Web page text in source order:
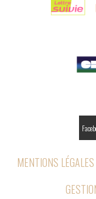
MENTIONS LÉGALES